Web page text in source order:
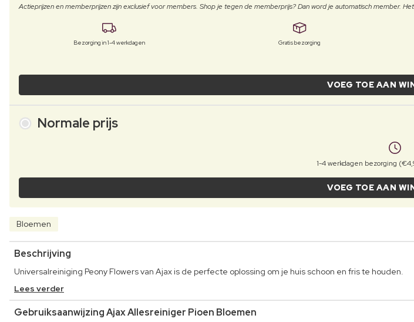
Actieprijzen en memberprijzen zijn exclusief voor members. Shop je tegen de memberprijs? Dan word je automatisch member.
Bezorging in 1-4 werkdagen Gratis bezorging
VOEG TOE AAN
Normale prijs
1-4 werkdagen bezorging
VOEG TOE AAN
Bloemen
Beschrijving
Universalreiniging Peony Flowers van Ajax is de perfecte oplossing om je huis schoon en fris te houden.
Lees verder
Gebruiksaanwijzing Ajax Allesreiniger Pioen Bloemen